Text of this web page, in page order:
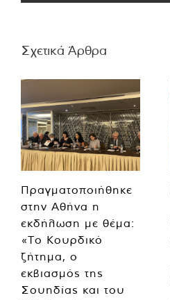
Σχετικά Άρθρα
Πραγματοποιήθηκε
στην Αθήνα η
εκδήλωση με θέμα:
«Το Κουρδικό
ζήτημα, ο
εκβιασμός της
Σουηδίας και του